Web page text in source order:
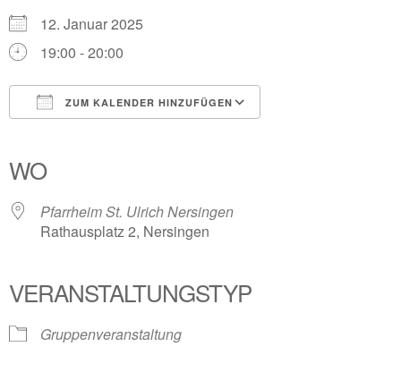
12. Januar 2025
19:00 - 20:00
ZUM KALENDER HINZUFÜGEN
WO
Pfarrheim St. Ulrich Nersingen
Rathausplatz 2, Nersingen
VERANSTALTUNGSTYP
Gruppenveranstaltung